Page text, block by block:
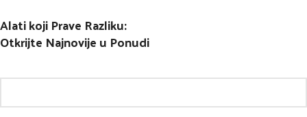
Alati koji Prave Razliku:
Otkrijte Najnovije u Ponudi